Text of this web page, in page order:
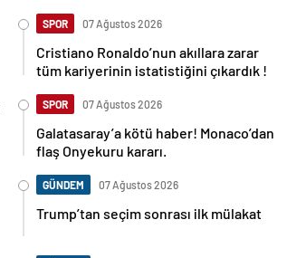
SPOR 07 Ağustos 2026
Cristiano Ronaldo’nun akıllara zarar
tüm kariyerinin istatistiğini çıkardık !
SPOR 07 Ağustos 2026
Galatasaray’a kötü haber! Monaco’dan
flaş Onyekuru kararı.
GÜNDEM 07 Ağustos 2026
Trump’tan seçim sonrası ilk mülakat